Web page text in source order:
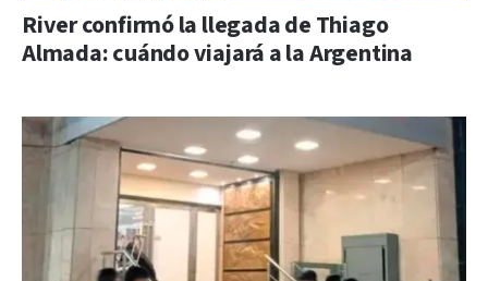
River confirmó la llegada de Thiago
Almada: cuándo viajará a la Argentina